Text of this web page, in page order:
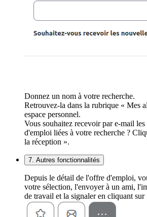
Donnez un nom à votre recherche.
Retrouvez-la dans la rubrique « Mes
espace personnel.
Vous souhaitez recevoir par e-mail
d'emploi liées à votre recherche ?
la réception ».
7. Autres fonctionnalités
Depuis le détail de l'offre d'emploi,
votre sélection, l'envoyer à un ami,
de travail et la signaler en cliquant sur